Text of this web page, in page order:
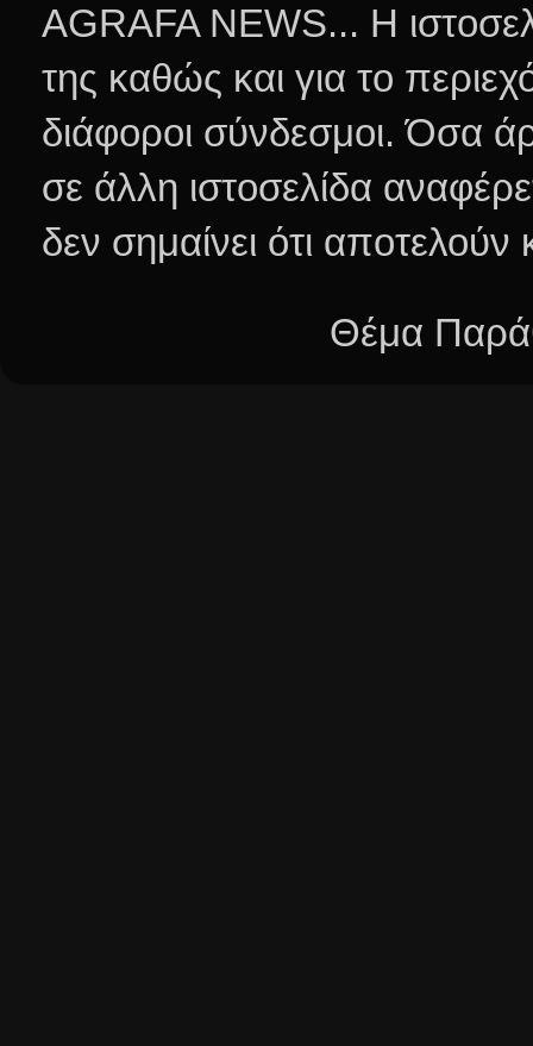
AGRAFA NEWS... Η
της καθώς και για το
διάφοροι σύνδεσμοι.Όσα
σε άλλη ιστοσελίδα
δεν σημαίνει ότι
Θέμα